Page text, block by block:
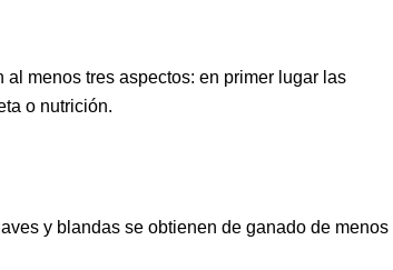
menos tres aspectos: en primer lugar las
o nutrición.
y blandas se obtienen de ganado de menos